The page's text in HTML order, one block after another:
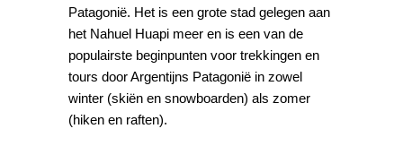
Patagonië. Het is een grote stad gelegen aan
het Nahuel Huapi meer en is een van de
populairste beginpunten voor trekkingen en
tours door Argentijns Patagonië in zowel
winter (skiën en snowboarden) als zomer
(hiken en raften).